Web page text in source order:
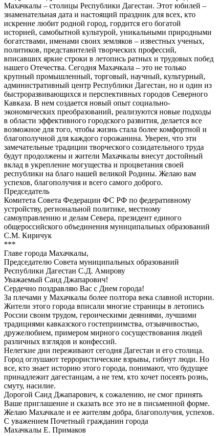
Махачкалы – столицы Республики Дагестан. Этот юбилей –
знаменательная дата и настоящий праздник для всех, кто
искренне любит родной город, гордится его богатой
историей, самобытной культурой, уникальными природными
богатствами, именами своих земляков – известных ученых,
политиков, представителей творческих профессий,
вписавших яркие строки в летопись ратных и трудовых побед
нашего Отечества. Сегодня Махачкала – это не только
крупный промышленный, торговый, научный, культурный,
административный центр Республики Дагестан, но и один из
быстроразвивающихся и перспективных городов Северного
Кавказа. В нем создается новый опыт социально-
экономических преобразований, реализуются новые подходы
в области эффективного городского развития, делается все
возможное для того, чтобы жизнь стала более комфортной и
благополучной для каждого горожанина. Уверен, что эти
замечательные традиции творческого созидательного труда
будут продолжены и жители Махачкалы внесут достойный
вклад в укрепление могущества и процветания своей
республики на благо нашей великой Родины. Желаю вам
успехов, благополучия и всего самого доброго.
Председатель
Комитета Совета Федерации ФС РФ по федеративному
устройству, региональной политике, местному
самоуправлению и делам Севера, президент единого
общероссийского объединения муниципальных образований
С.М. Киричук
***
Главе города Махачкалы,
Председателю Совета муниципальных образований
Республики Дагестан С.Д. Амирову
Уважаемый Саид Джапарович!
Сердечно поздравляю Вас с Днем города!
За плечами у Махачкалы более полтора века славной истории.
Жители этого города вписали многие страницы в летопись
России своим трудом, героическими деяниями, лучшими
традициями кавказского гостеприимства, отзывчивостью,
дружелюбием, примером мирного сосуществования людей
различных взглядов и конфессий.
Нелегкие дни переживают сегодня Дагестан и его столица.
Город оглушают террористические взрывы, гибнут люди. Но
все, кто знает историю этого города, понимают, что будущее
принадлежит дагестанцам, а не тем, кто хочет посеять рознь,
смуту, насилие.
Дорогой Саид Джапарович, к сожалению, не смог принять
Ваше приглашение и сказать все это не в письменной форме.
Желаю Махачкале и ее жителям добра, благополучия, успехов.
С уважением Почетный гражданин города
Махачкалы Е. Примаков